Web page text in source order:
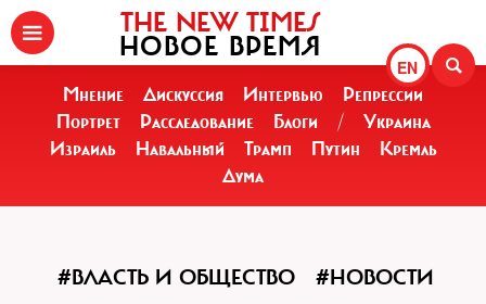
EN
THE NEW TIMES
НОВОЕ ВРЕМЯ
Мнение Дискуссия Интервью
Репрессии
Портрет
Расследование Блоги /
Украина
Израиль
Навальный Трамп Путин
Кремль
Дума
#ВЛАСТЬ И ОБЩЕСТВО #НОВОСТИ